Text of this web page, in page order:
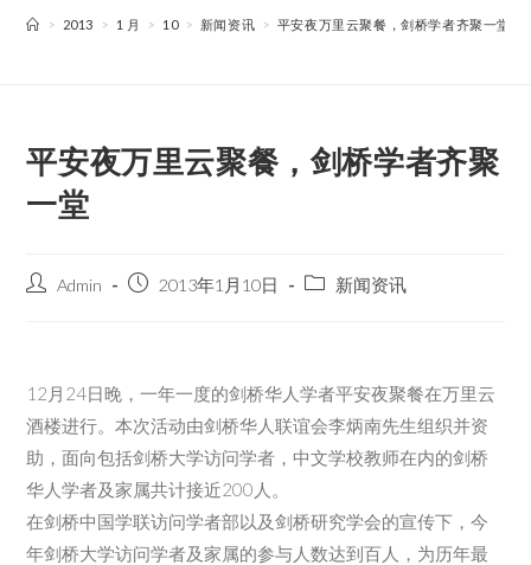
> 2013 > 1 月 > 10 > 新闻资讯 > 平安夜万里云聚餐，剑桥学者齐聚一堂
平安夜万里云聚餐，剑桥学者齐聚
一堂
Admin 2013年1月10日 新闻资讯
12月24日晚，一年一度的剑桥华人学者平安夜聚餐在万里云
酒楼进行。本次活动由剑桥华人联谊会李炳南先生组织并资
助，面向包括剑桥大学访问学者，中文学校教师在内的剑桥
华人学者及家属共计接近200人。
在剑桥中国学联访问学者部以及剑桥研究学会的宣传下，今
年剑桥大学访问学者及家属的参与人数达到百人，为历年最